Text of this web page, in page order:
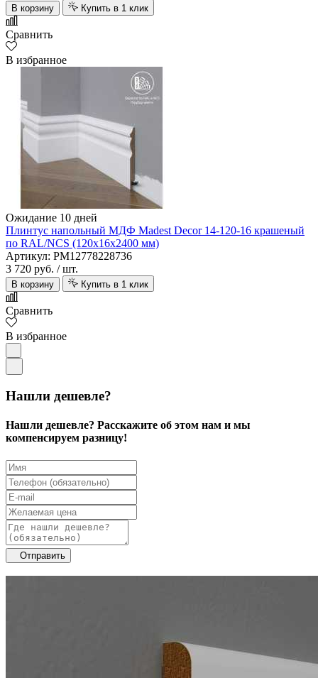
В корзину Купить в 1 клик
Сравнить
В избранное
Ожидание 10 дней
Плинтус напольный МДФ Madest Decor 14-120-16 крашеный
по RAL/NCS (120х16х2400 мм)
Артикул: PM12778228736
3 720 руб. / шт.
В корзину Купить в 1 клик
Сравнить
В избранное
Нашли дешевле?
Нашли дешевле? Расскажите об этом нам и мы
компенсируем разницу!
Отправить